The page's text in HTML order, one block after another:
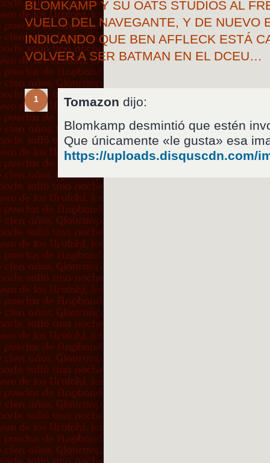
BLOMKAMP Y SU OATS STUDIOS AL
VUELO DEL NAVEGANTE, Y DE NUEVO
INDICANDO QUE BEN AFFLECK ESTÁ
VOLVER A SER BATMAN EN EL DCEU…
1 Tomazon dijo:
Blomkamp desmintió que estén
Que únicamente «le gusta» esa
https://uploads.disquscdn.com/